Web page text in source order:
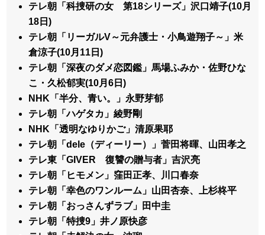
テレ朝「科捜研の女 第18シリーズ」沢口靖子(10月
18日)
テレ朝「リーガルV～元弁護士・小鳥遊翔子～」米
倉涼子(10月11日)
テレ朝「深夜のダメ恋図鑑」馬場ふみか・佐野ひな
こ・久松郁実(10月6日)
NHK「半分、青い。」永野芽郁
テレ朝「ハゲタカ」綾野剛
NHK「透明なゆりかご」清原果耶
テレ朝「dele（ディーリー）」菅田将暉、山田孝之
テレ東「GIVER 復讐の贈与者」吉沢亮
テレ朝「ヒモメン」窪田正孝、川口春奈
テレ朝「幸色のワンルーム」山田杏奈、上杉柊平
テレ朝「おっさんずラブ」田中圭
テレ朝「特捜9」井ノ原快彦